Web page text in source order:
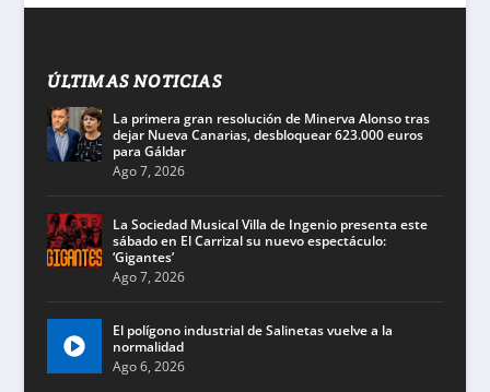
ÚLTIMAS NOTICIAS
La primera gran resolución de Minerva Alonso tras
dejar Nueva Canarias, desbloquear 623.000 euros
para Gáldar
Ago 7, 2026
La Sociedad Musical Villa de Ingenio presenta este
sábado en El Carrizal su nuevo espectáculo:
‘Gigantes’
Ago 7, 2026
El polígono industrial de Salinetas vuelve a la
normalidad
Ago 6, 2026